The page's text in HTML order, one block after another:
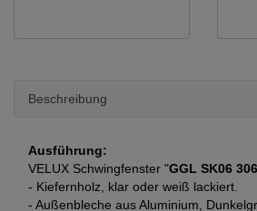
Beschreibung
Ausführung:
VELUX Schwingfenster "GGL SK06
- Kiefernholz, klar oder weiß lackiert.
- Außenbleche aus Aluminium,